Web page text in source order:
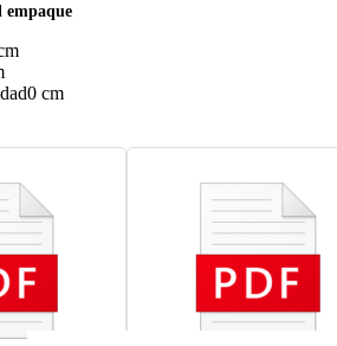
empaque
0 cm